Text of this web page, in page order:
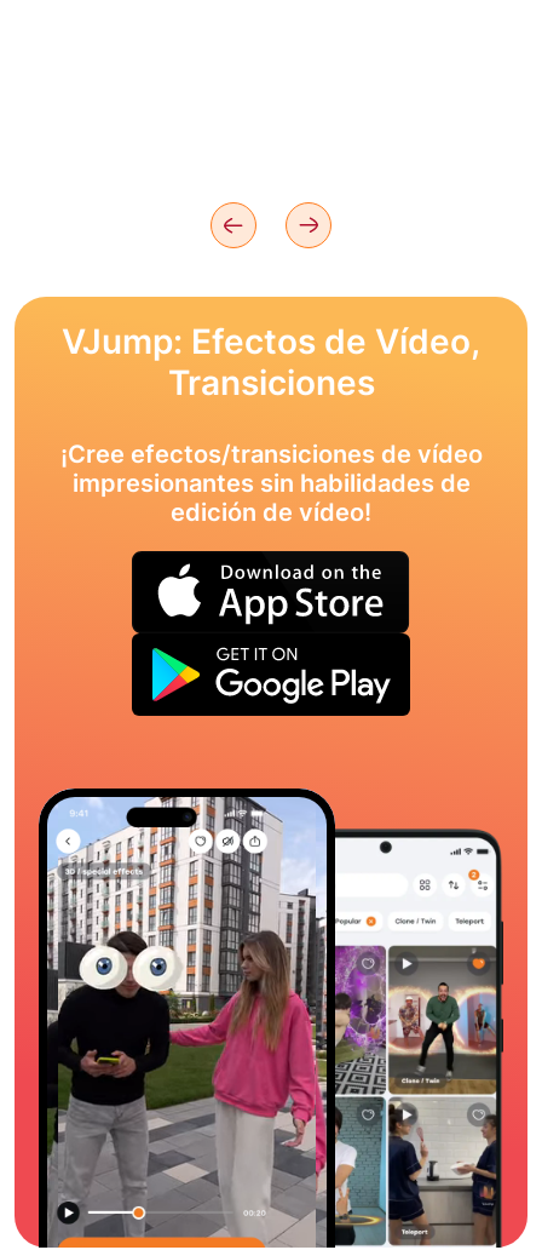
VJump: Efectos de Vídeo,
Transiciones
¡Cree efectos/transiciones de vídeo
impresionantes sin habilidades de
edición de vídeo!